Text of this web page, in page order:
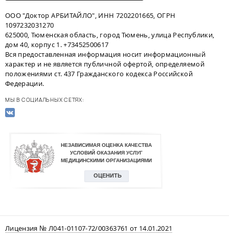
ООО "Доктор АРБИТАЙЛО", ИНН 7202201665, ОГРН
1097232031270
625000, Тюменская область, город Тюмень, улица Республики,
дом 40, корпус 1. +73452500617
Вся предоставленная информация носит информационный
характер и не является публичной офертой, определяемой
положениями ст. 437 Гражданского кодекса Российской
Федерации.
МЫ В СОЦИАЛЬНЫХ СЕТЯХ:
Лицензия № Л041-01107-72/00363761 от 14.01.2021